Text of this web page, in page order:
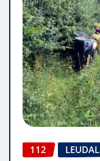
112 LEUDAL